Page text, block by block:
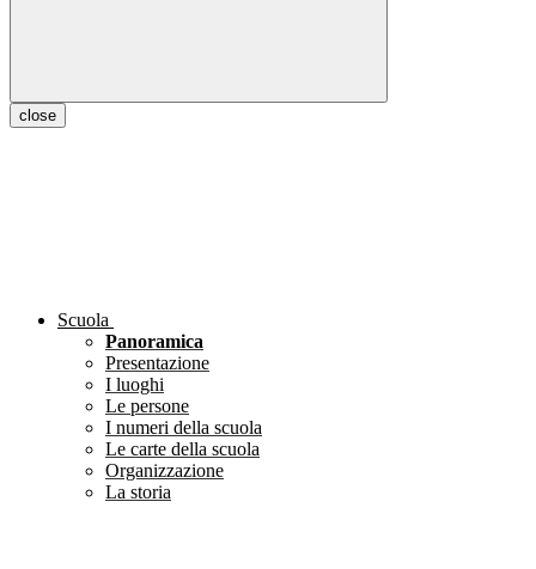
close
Scuola
Panoramica
Presentazione
I luoghi
Le persone
I numeri della scuola
Le carte della scuola
Organizzazione
La storia